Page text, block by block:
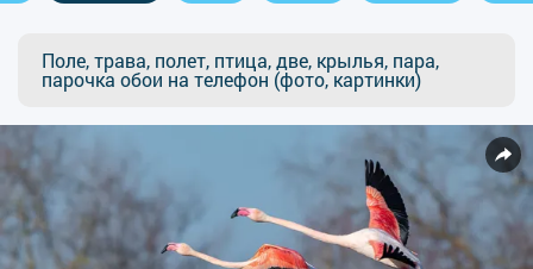
Поле, трава, полет, птица, две, крылья, пара,
парочка обои на телефон (фото, картинки)